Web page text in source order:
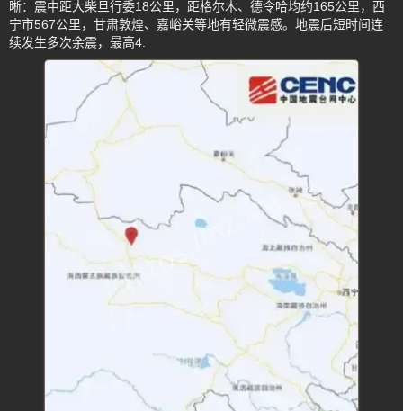
晰：震中距大柴旦行委18公里，距格尔木、德令哈均约165公里，西
宁市567公里，甘肃敦煌、嘉峪关等地有轻微震感。地震后短时间连
续发生多次余震，最高4.